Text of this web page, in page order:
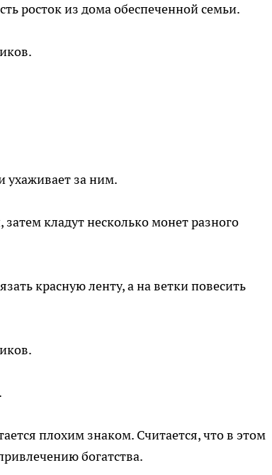
росток из дома обеспеченной семьи.
ухаживает за ним.
кладут несколько монет разного
красную ленту, а на ветки повесить
плохим знаком. Считается, что в этом
богатства.